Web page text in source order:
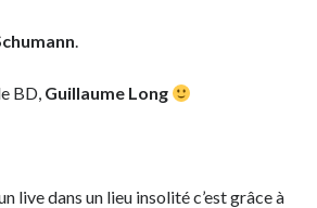
.
BD, Guillaume Long
live dans un lieu insolité c’est grâce à